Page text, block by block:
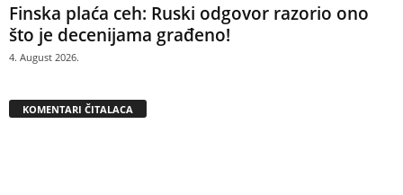
Finska plaća ceh: Ruski odgovor razorio ono
što je decenijama građeno!
4. August 2026.
KOMENTARI ČITALACA